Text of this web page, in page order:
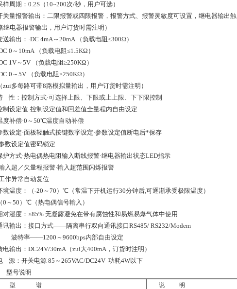
样周期：0.2S（10~200次/秒，用户可选）
关量报警输出：二限报警或四限报警，报警方式、报警灵敏度可设置，继电器输出
继电器报警输出，用户订货时需注明）
送输出：·DC 4mA～20mA （负载电阻≤300Ω）
0～10mA （负载电阻≤1.5KΩ）
1V～5V （负载电阻≥250KΩ）
0～5V （负载电阻≥250KΩ）
zui多每路可带8路模拟量输出，用户订货时需注明）
性：控制方式·可选择上限、下限或上上限、下下限控制
制设定值·控制设定值和回差值全量程内自由设定
度补偿·0～50℃温度自动补偿
数设定·面板轻触式按键数字设定·参数设定值断电后*保存
数设定值密码锁定
护方式·热电偶热电阻输入断线报警·继电器输出状态LED指示
入超／欠量程报警·输入超范围闪烁报警
作异常自动复位
境温度：（-20～70）℃（常温下开机运行30分钟后,可逐渐承受极限温度）
0～50）℃（热电偶信号输入）
对湿度：≤85% 无凝露避免在带有腐蚀性和易燃易爆气体中使用
讯输出：接口方式——隔离串行双向通讯接口RS485/ RS232/Modem
特率——1200～9600bps内部自由设定
电输出：DC24V/30mA（zui大400mA，订货时注明）
源：开关电源 85～265VAC/DC24V 功耗4W以下
型号说明
谱
说 明